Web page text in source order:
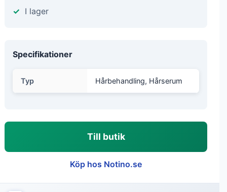
I lager
Specifikationer
Typ Hårbehandling, Hårserum
Till butik
Köp hos Notino.se